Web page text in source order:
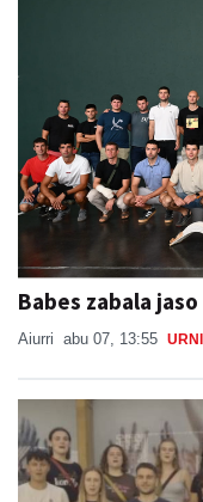
Babes zabala
Aiurri abu 07, 13:55